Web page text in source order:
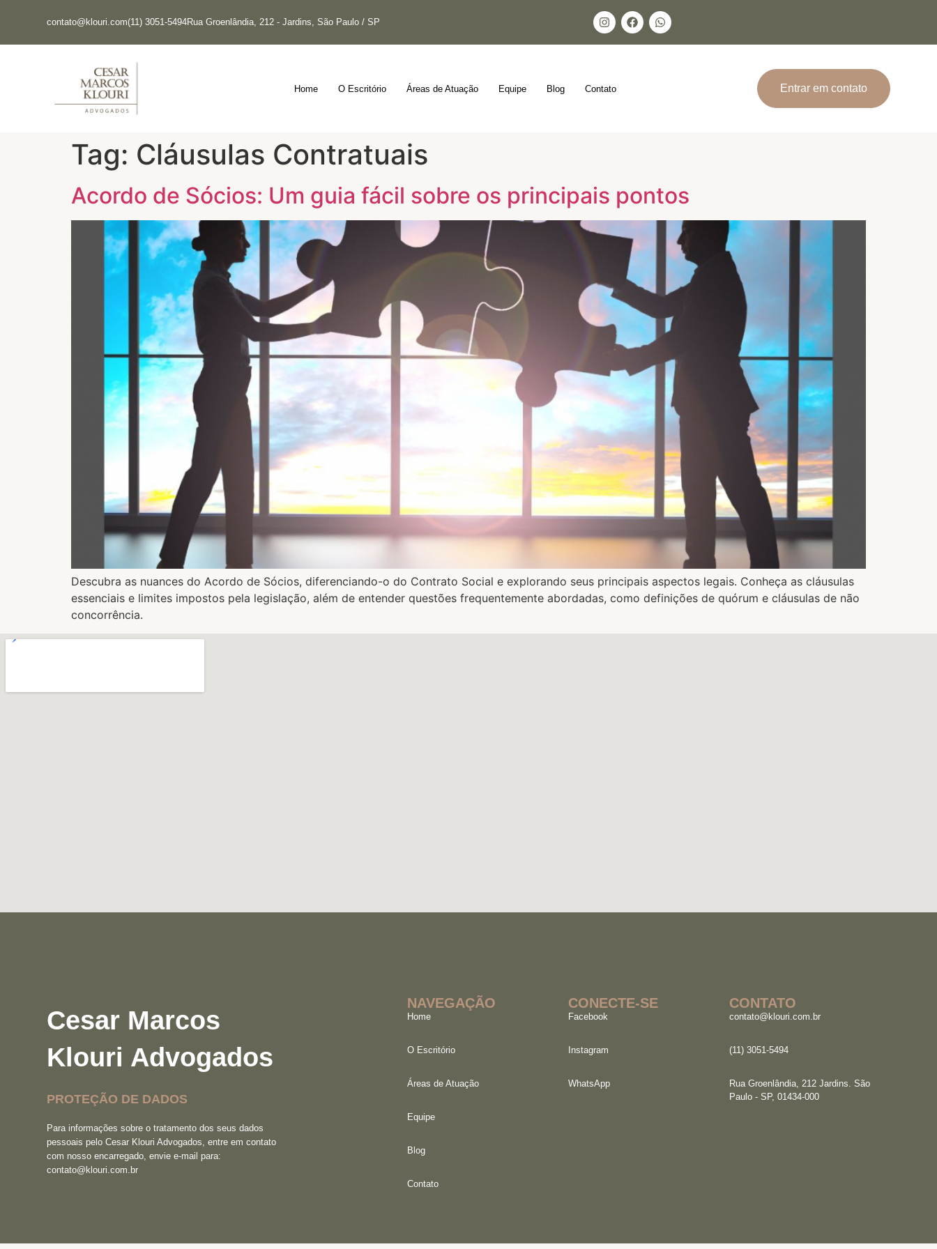
contato@klouri.com(11) 3051-5494Rua Groenlândia, 212 - Jardins, São Paulo / SP
Home O Escritório Áreas de Atuação Equipe Blog Contato Entrar em contato
Tag: Cláusulas Contratuais
Acordo de Sócios: Um guia fácil sobre os principais pontos
Descubra as nuances do Acordo de Sócios, diferenciando-o do Contrato Social e explorando seus principais aspectos legais. Conheça as cláusulas
essenciais e limites impostos pela legislação, além de entender questões frequentemente abordadas, como definições de quórum e cláusulas de não
concorrência.
Cesar Marcos
Klouri Advogados
PROTEÇÃO DE DADOS
Para informações sobre o tratamento dos seus dados
pessoais pelo Cesar Klouri Advogados, entre em contato
com nosso encarregado, envie e-mail para:
contato@klouri.com.br
NAVEGAÇÃO
Home
O Escritório
Áreas de Atuação
Equipe
Blog
Contato
CONECTE-SE
Facebook
Instagram
WhatsApp
CONTATO
contato@klouri.com.br
(11) 3051-5494
Rua Groenlândia, 212 Jardins. São
Paulo - SP, 01434-000